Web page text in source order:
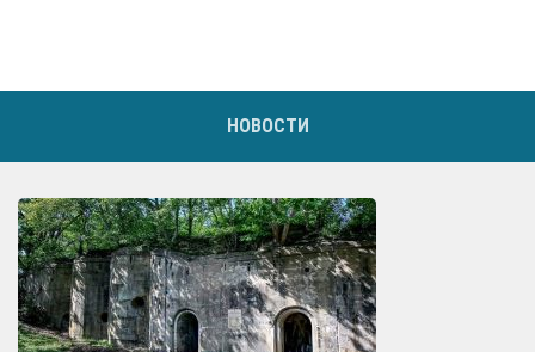
Личная безопасность
Безопасное потребление
Безопасность в толпе
Безопасный праздник
НОВОСТИ